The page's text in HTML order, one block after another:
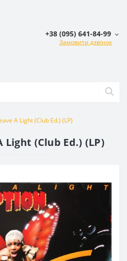
+38 (095) 641-84-99
Замовити дзвінок
A Light (Club Ed.) (LP)
Light (Club Ed.) (LP)